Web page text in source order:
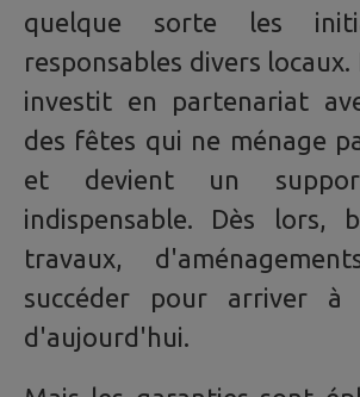
quelque sorte les
responsables divers locaux.
investit en partenariat
des fêtes qui ne ménage
et devient un
indispensable. Dès lors,
travaux,
succéder pour arriver à
d'aujourd'hui.